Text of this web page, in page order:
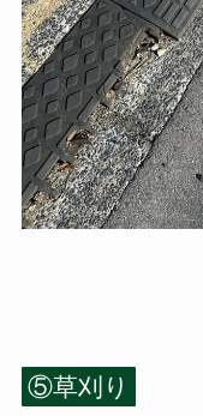
⑤草刈り